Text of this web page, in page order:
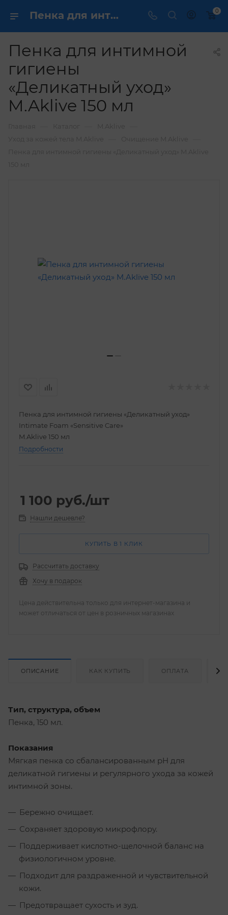
Пенка для интимной гигиены «Деликатный уход» M.Aklive 150 мл купить по выгодной цене в интернет магазине 0
Пенка для интимной
гигиены
«Деликатный уход»
M.Aklive 150 мл
Пенка для интимной гигиены «Деликатный уход»
Intimate Foam «Sensitive Care»
M.Aklive 150 мл
Подробности
1 100 руб./шт
Нашли дешевле?
КУПИТЬ В 1 КЛИК
Рассчитать доставку
Хочу в подарок
Цена действительна только для интернет-магазина и
может отличаться от цен в розничных магазинах
ОПИСАНИЕ КАК КУПИТЬ ОПЛАТА
Тип, структура, объем
Пенка, 150 мл.
Показания
Мягкая пенка со сбалансированным pH для
деликатной гигиены и регулярного ухода за кожей
интимной зоны.
Бережно очищает.
Сохраняет здоровую микрофлору.
Поддерживает кислотно-щелочной баланс на
физиологичном уровне.
Подходит для раздраженной и чувствительной
кожи.
Предотвращает сухость и зуд.